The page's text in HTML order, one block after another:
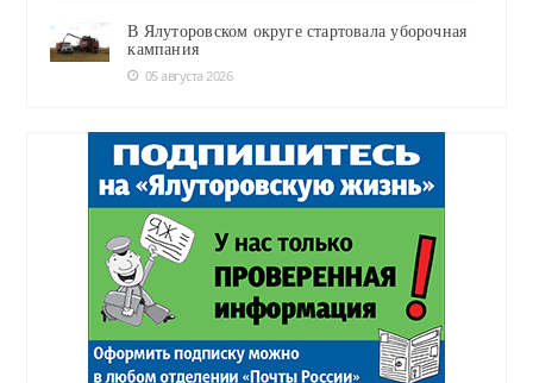
В Ялуторовском округе стартовала уборочная
кампания
05 августа 2026